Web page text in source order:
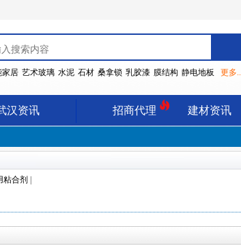
家居 艺术玻璃 水泥 石材 桑拿锁 乳胶漆 膜结构 静电地板 更多..
汉资讯 招商代理 建材资讯
粘合剂